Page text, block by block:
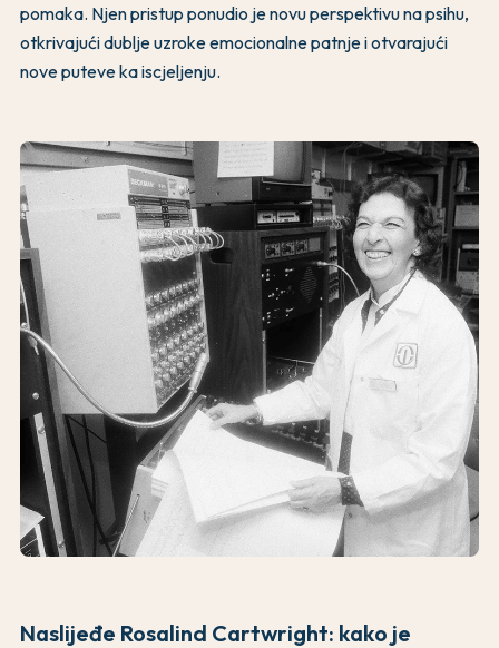
pomaka. Njen pristup ponudio je novu perspektivu na psihu,
otkrivajući dublje uzroke emocionalne patnje i otvarajući
nove puteve ka iscjeljenju.
Naslijeđe Rosalind Cartwright: kako je